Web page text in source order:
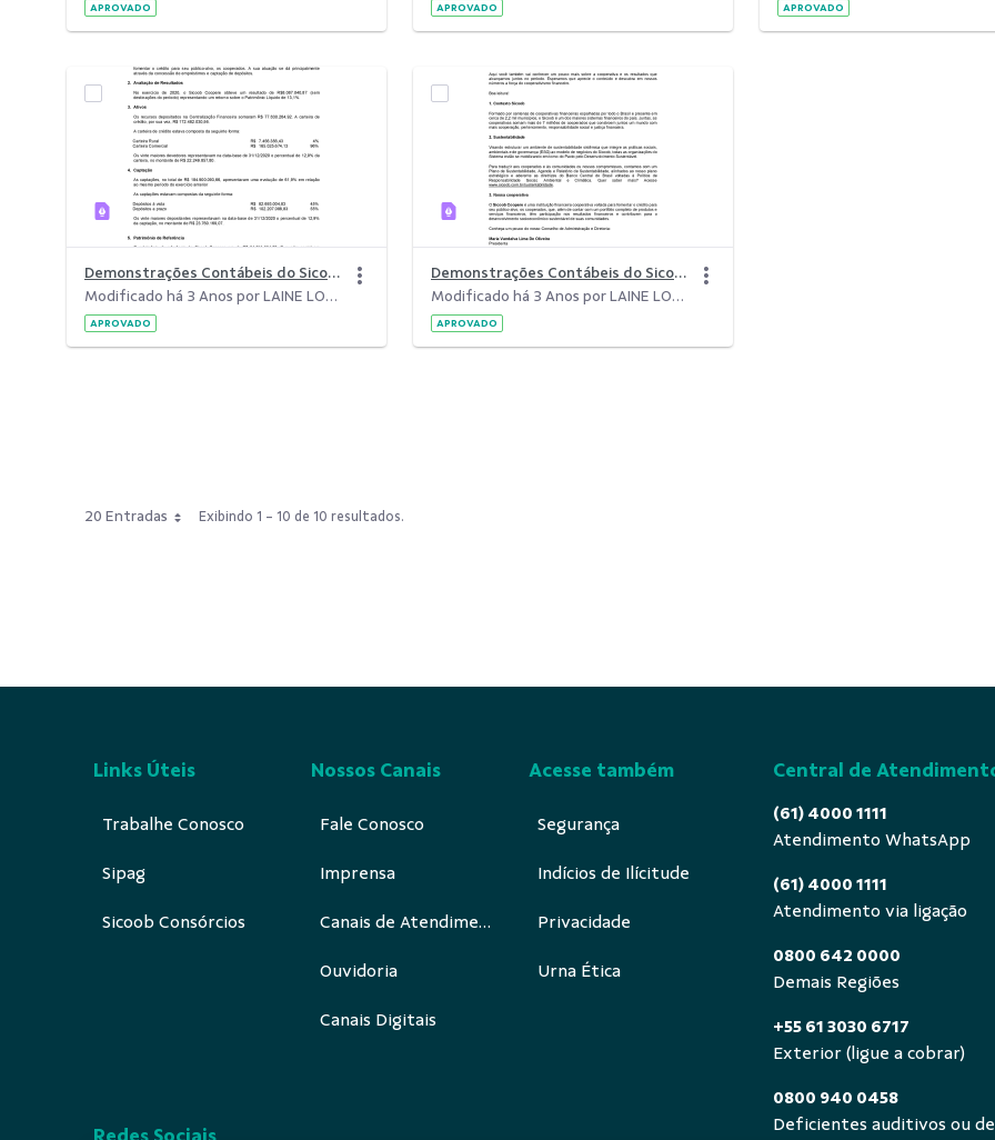
APROVADO APROVADO APROVADO
Demonstrações Contábeis do Sicoob Coopere &#8211; 2020.pdf
Modificado há 3 Anos por LAINE LOPES DA SILVA.
APROVADO
Demonstrações Contábeis do Sicoob Coopere - 2022..pdf
Modificado há 3 Anos por LAINE LOPES DA SILVA.
APROVADO
20 Entradas Exibindo 1 - 10 de 10 resultados.
Links Úteis
Trabalhe Conosco
Sipag
Sicoob Consórcios
Nossos Canais
Fale Conosco
Imprensa
Canais de Atendimento
Ouvidoria
Canais Digitais
Acesse também
Segurança
Indícios de Ilícitude
Privacidade
Urna Ética
Redes Sociais
Central de
(61) 4000 1111
Atendimento WhatsApp
(61) 4000 1111
Atendimento via ligação
0800 642 0000
Demais Regiões
+55 61 3030 6717
Exterior (ligue a cobrar)
0800 940 0458
Deficientes auditivos ou